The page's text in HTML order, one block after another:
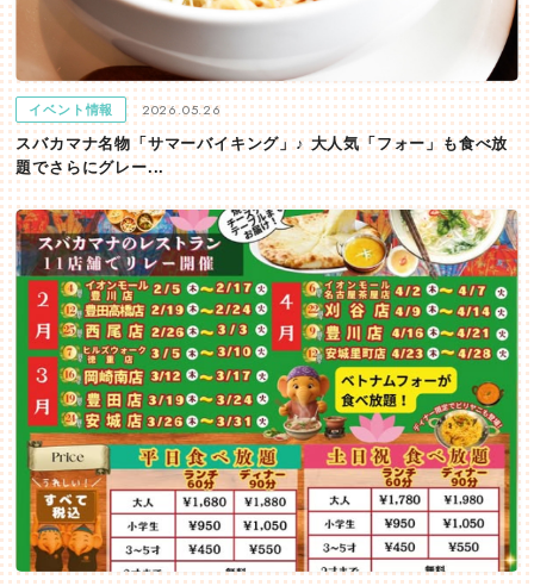
イベント情報 2026.05.26
スバカマナ名物「サマーバイキング」♪ 大人気「フォー」も食べ放
題でさらにグレー...